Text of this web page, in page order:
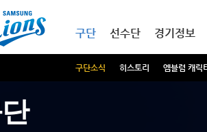
구단
구단소식 히스토리 엠블럼 캐릭
선수단 경기정보